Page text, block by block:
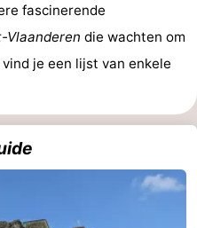
fascinerende
Vlaanderen die wachten om
je een lijst van enkele